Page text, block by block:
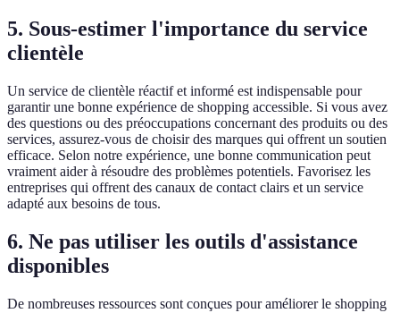
5. Sous-estimer l'importance du service
clientèle
Un service de clientèle réactif et informé est indispensable pour
garantir une bonne expérience de shopping accessible. Si vous avez
des questions ou des préoccupations concernant des produits ou des
services, assurez-vous de choisir des marques qui offrent un soutien
efficace. Selon notre expérience, une bonne communication peut
vraiment aider à résoudre des problèmes potentiels. Favorisez les
entreprises qui offrent des canaux de contact clairs et un service
adapté aux besoins de tous.
6. Ne pas utiliser les outils d'assistance
disponibles
De nombreuses ressources sont conçues pour améliorer le shopping